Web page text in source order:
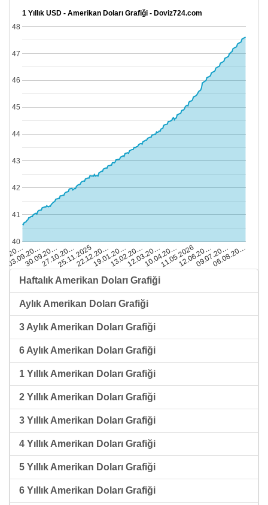
1 Yıllık USD - Amerikan Doları Grafiği - Doviz724.com
03.09.20…
30.09.20…27.10.20…
25.11.202522.12.20…19.01.20…13.02.20…12.03.20…10.04.20…
11.05.202612.06.20…09.07.20…
06.08.20…
40
41
42
43
44
45
46
47
48
Haftalık Amerikan Doları Grafiği
Aylık Amerikan Doları Grafiği
3 Aylık Amerikan Doları Grafiği
6 Aylık Amerikan Doları Grafiği
1 Yıllık Amerikan Doları Grafiği
2 Yıllık Amerikan Doları Grafiği
3 Yıllık Amerikan Doları Grafiği
4 Yıllık Amerikan Doları Grafiği
5 Yıllık Amerikan Doları Grafiği
6 Yıllık Amerikan Doları Grafiği